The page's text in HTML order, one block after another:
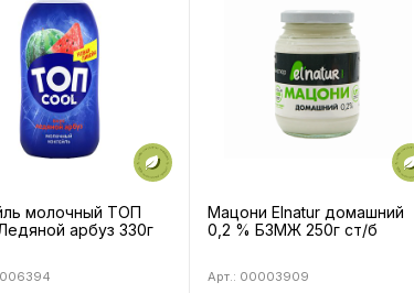
молочный ТОП
арбуз 330г
Мацони Elnatur домашний
0,2 % БЗМЖ 250г ст/б
Арт.: 00003909